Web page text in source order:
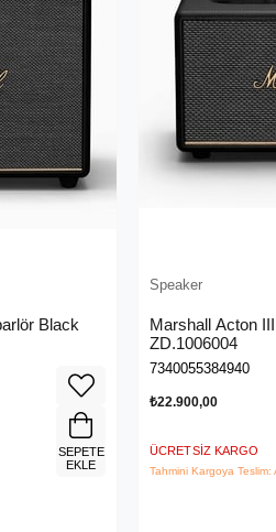
Black
SEPETE
EKLE
Speaker
Marshall Acton
ZD.1006004
7340055384940
₺22.900,00
ÜCRETSIZ KARGO
Tahmini Kargoya Teslim: